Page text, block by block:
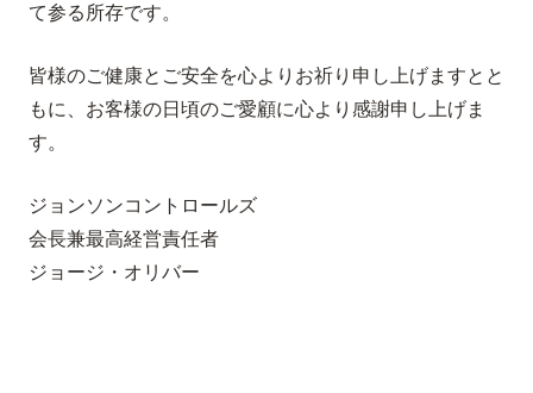
て参る所存です。
皆様のご健康とご安全を心よりお祈り申し上げますとと
もに、お客様の日頃のご愛顧に心より感謝申し上げま
す。
ジョンソンコントロールズ
会長兼最高経営責任者
ジョージ・オリバー